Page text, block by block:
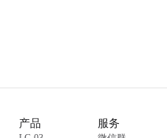
产品 服务